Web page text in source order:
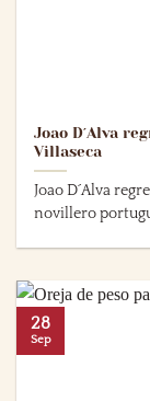
Joao D´Alva
Villaseca
Joao D´Alva
novillero
28
Sep